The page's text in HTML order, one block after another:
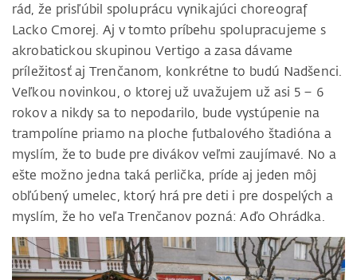
rád, že prisľúbil spoluprácu vynikajúci choreograf
Lacko Cmorej. Aj v tomto príbehu spolupracujeme s
akrobatickou skupinou Vertigo a zasa dávame
príležitosť aj Trenčanom, konkrétne to budú Nadšenci.
Veľkou novinkou, o ktorej už uvažujem už asi 5 – 6
rokov a nikdy sa to nepodarilo, bude vystúpenie na
trampolíne priamo na ploche futbalového štadióna a
myslím, že to bude pre divákov veľmi zaujímavé. No a
ešte možno jedna taká perlička, príde aj jeden môj
obľúbený umelec, ktorý hrá pre deti i pre dospelých a
myslím, že ho veľa Trenčanov pozná: Aďo Ohrádka.